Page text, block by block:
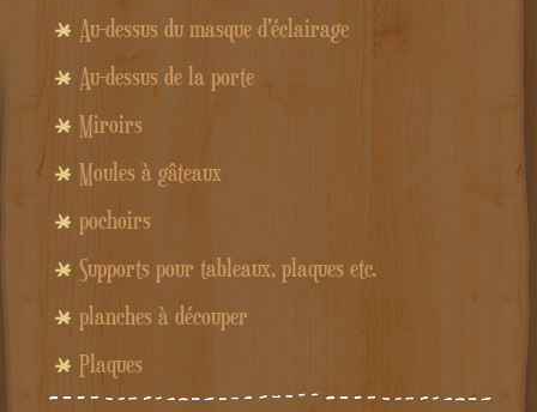
Au-dessus du masque d'éclairage
Au-dessus de la porte
Miroirs
Moules à gâteaux
pochoirs
Supports pour tableaux, plaques etc.
planches à découper
Plaques